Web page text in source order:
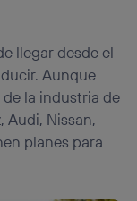
llegar desde el
Aunque
la industria de
Audi, Nissan,
planes para